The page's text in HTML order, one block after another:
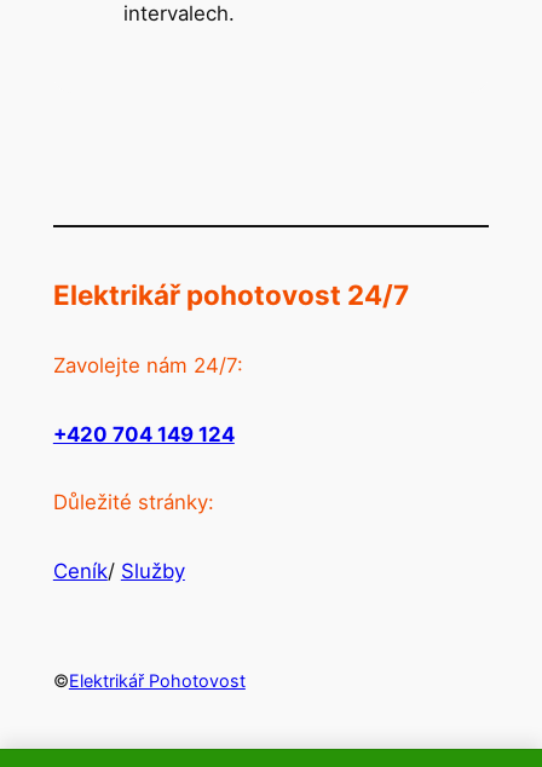
intervalech.
Elektrikář pohotovost 24/7
Zavolejte nám 24/7:
+420 704 149 124
Důležité stránky:
Ceník/ Služby
©Elektrikář Pohotovost